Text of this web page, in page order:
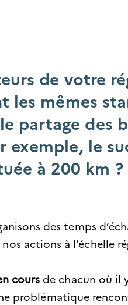
de votre
les mêmes
partage des
le
à 200 km
des temps
actions à l’échelle
coursde chacun où il
problématique